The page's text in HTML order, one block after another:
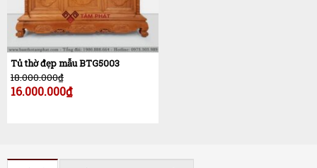
Tủ thờ đẹp mẫu BTG5003
18.000.000₫
16.000.000₫